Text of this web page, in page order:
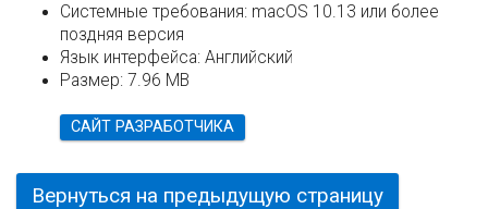
Системные требования: macOS 10.13 или более
поздняя версия
Язык интерфейса: Английский
Размер: 7.96 MB
САЙТ РАЗРАБОТЧИКА
Вернуться на предыдущую страницу